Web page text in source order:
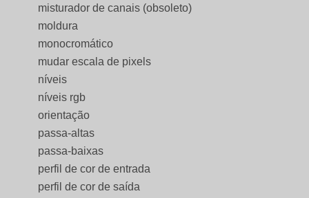
misturador de canais (obsoleto)
moldura
monocromático
mudar escala de pixels
níveis
níveis rgb
orientação
passa-altas
passa-baixas
perfil de cor de entrada
perfil de cor de saída